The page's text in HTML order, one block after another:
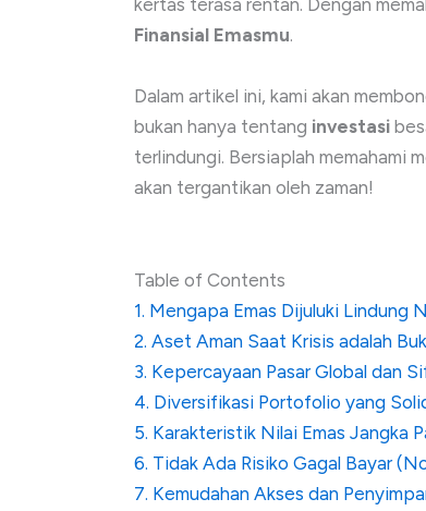
kertas terasa rentan. Dengan
Finansial Emasmu.
Dalam artikel ini, kami akan
bukan hanya tentang investasi
terlindungi. Bersiaplah memahami
akan tergantikan oleh zaman!
Table of Contents
1. Mengapa Emas Dijuluki Lindung
2. Aset Aman Saat Krisis adalah
3. Kepercayaan Pasar Global dan
4. Diversifikasi Portofolio yang
5. Karakteristik Nilai Emas Jangka
6. Tidak Ada Risiko Gagal Bayar
7. Kemudahan Akses dan